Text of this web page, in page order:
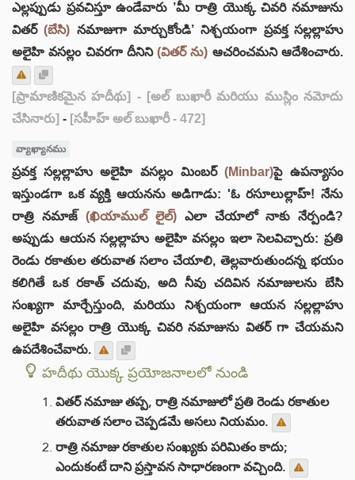
ఎల్లప్పుడు ప్రవచిస్తూ ఉండేవారు ’మీ రాత్రి యొక్క చివరి నమాజును
వితర్(బేసి) నమాజుగా మార్చుకోండి’ నిశ్చయంగా ప్రవక్త సల్లల్లాహు
అలైహి వసల్లం చివరగా దీనిని(వితర్ ను) ఆచరించమని ఆదేశించారు.
[ప్రామాణికమైన హదీథు] - [అల్ బుఖారీ మరియు ముస్లిం నమోదు
చేసినారు] - [సహీహ్ అల్ బుఖారీ - 472]
వ్యాఖ్యానము
ప్రవక్త సల్లల్లాహు అలైహి వసల్లం మింబర్(Minbar)పై ఉపన్యాసం
ఇస్తుండగా ఒక వ్యక్తి ఆయనను అడిగాడు: 'ఓ రసూలుల్లాహ్! నేను
రాత్రి నమాజ్ (ఖియాముల్ లైల్) ఎలా చేయాలో నాకు నేర్పండి?
అప్పుడు ఆయన సల్లల్లాహు అలైహి వసల్లం ఇలా సెలవిచ్చారు: ప్రతి
రెండు రకాతుల తరువాత సలాం చేయాలి, తెల్లవారుతుందన్న భయం
కలిగితే ఒక రకాత్ చదువు, అది నీవు చదివిన నమాజులను బేసి
సంఖ్యగా మార్చేస్తుంది, మరియు నిశ్చయంగా ఆయన సల్లల్లాహు
అలైహి వసల్లం రాత్రి యొక్క చివరి నమాజును వితర్ గా చేయమని
ఉపదేశించేవారు.
హదీథు యొక్క ప్రయోజనాలలో నుండి
వితర్ నమాజు తప్ప, రాత్రి నమాజులో ప్రతి రెండు రకాతుల
తరువాత సలాం చెప్పడమే అసలు నియమం.
రాత్రి నమాజు రకాతుల సంఖ్యకు పరిమితం కాదు;
ఎందుకంటే దాని ప్రస్తావన సాధారణంగా వచ్చింది.